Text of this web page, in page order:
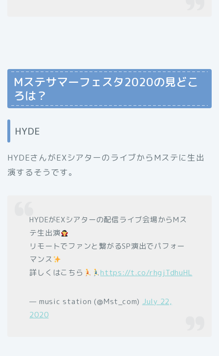
Mステサマーフェスタ2020の見どこ
ろは？
HYDE
HYDEさんがEXシアターのライブからMステに生出
演するそうです。
HYDEがEXシアターの配信ライブ会場からMス
テ生出演
リモートでファンと繋がるSP演出でパフォー
マンス
詳しくはこちら
https://t.co/rhgjTdhuHL
— music station (@Mst_com) July 22,
2020